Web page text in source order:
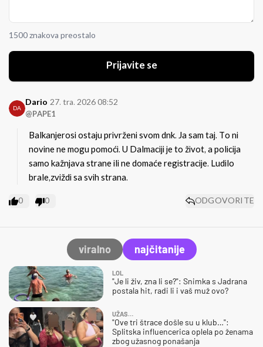
1500 znakova preostalo
Prijavite se
DA
Dario
@PAPE1
27. tra. 2026 08:52
Balkanjerosi ostaju privrženi svom dnk. Ja sam taj. To ni
novine ne mogu pomoći. U Dalmaciji je to život, a policija
samo kažnjava strane ili ne domaće registracije. Ludilo
brale,zviždi sa svih strana.
0 0 ODGOVORITE
viralno najčitanije
LOL
"Je li živ, zna li se?": Snimka s Jadrana
postala hit, radi li i vaš muž ovo?
UŽAS…
"Ove tri štrace došle su u klub…":
Splitska influencerica oplela po ženama
zbog užasnog ponašanja